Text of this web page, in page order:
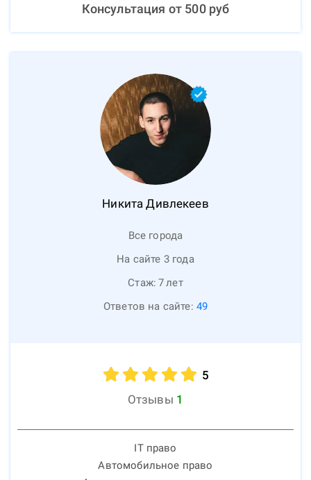
Консультация от 500руб
Никита Дивлекеев
Все города
На сайте 3 года
Стаж: 7лет
Ответов на сайте: 49
5
Отзывы 1
IT право
Автомобильное право